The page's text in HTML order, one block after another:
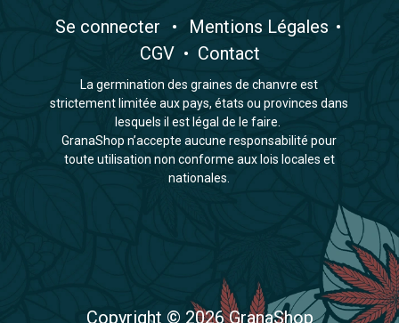
​Se connecter • ​Mentions Légales •
CGV• Contact
La germination des graines de chanvre est
strictement limitée aux pays, états ou provinces dans
lesquels il est légal de le faire.
GranaShop n’accepte aucune responsabilité pour
toute utilisation non conforme aux lois locales et
nationales.
Copyright © 2026 GranaShop​